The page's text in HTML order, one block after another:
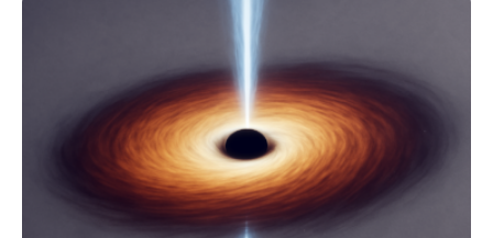
Quantenmotoren voranbringen. Das
Wissenschaftsjournal Science Advances veröffentlichte
die Herleitung. (DOI: 10.1126/sciadv.adw8462)
Verbrennungsmotoren oder Dampfturbinen sind
Wärmekraftmaschinen: Sie wandeln thermische
Energie in mechanische Bewegung um – oder anders
ausgedrückt, Wärme in Bewegung. In